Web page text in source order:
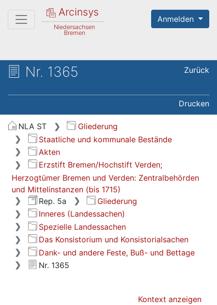
Arcinsys
Niedersachsen
Bremen
Anmelden
Nr. 1365 Zurück
Drucken
NLA ST
Gliederung
Staatliche und kommunale Bestände
Akten
Erzstift Bremen/Hochstift Verden;
Herzogtümer Bremen und Verden: Zentralbehörden
und Mittelinstanzen (bis 1715)
Rep. 5a
Gliederung
Inneres (Landessachen)
Spezielle Landessachen
Das Konsistorium und Konsistorialsachen
Dank- und andere Feste, Buß- und Bettage
Nr. 1365
Kontext anzeigen